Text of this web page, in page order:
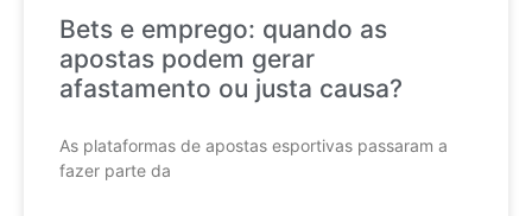
Bets e emprego: quando as
apostas podem gerar
afastamento ou justa causa?
As plataformas de apostas esportivas passaram a
fazer parte da